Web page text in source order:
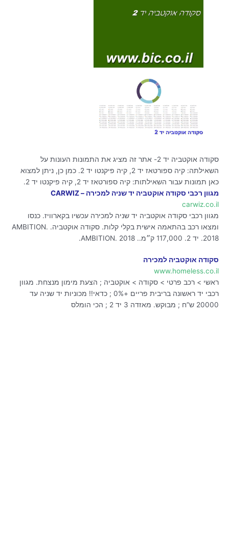
סקודה אוקטביה יד 2- אתר זה מציג את התמונות העונות על
השאילתה: קיה ספורטאז יד 2, קיה פיקנטו יד 2. כמן כן, ניתן למצוא
כאן תמונות עבור השאילתות: קיה ספורטאז יד 2, קיה פיקנטו יד 2.
מגוון רכבי סקודה אוקטביה יד שניה למכירה – CARWIZ
carwiz.co.il
מגוון רכבי סקודה אוקטביה יד שניה למכירה עכשיו בקארוויז. כנסו
ומצאו רכב בהתאמה אישית בקלי קלות. סקודה אוקטביה. AMBITION.
2018. יד 2. 117,000 ק״מ.. AMBITION. 2018.
סקודה אוקטביה למכירה
www.homeless.co.il
ראשי > רכב פרטי > סקודה > אוקטביה ; הצעת מימון מנצחת. מגוון
רכבי יד ראשונה בריבית פריים +0% ; כדאי!! מכוניות יד שניה עד
20000 ש”ח ; מבוקש. מאזדה 3 יד 2 ; הכי הומלס